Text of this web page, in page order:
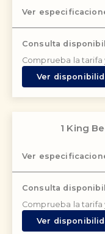
Ver
Consulta
Comprueba la tarifa
Ver
1 King
Ver
Consulta
Comprueba la tarifa
Ver